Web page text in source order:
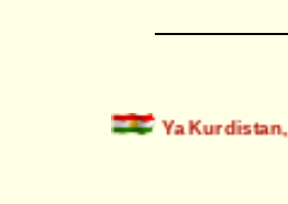
Ya Kurdistan,